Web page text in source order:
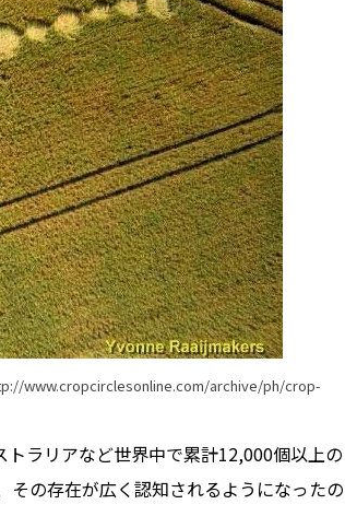
www.cropcirclesonline.com/archive/ph/crop-
ラリアなど世界中で累計12,000個以上の
その存在が広く認知されるようになったの